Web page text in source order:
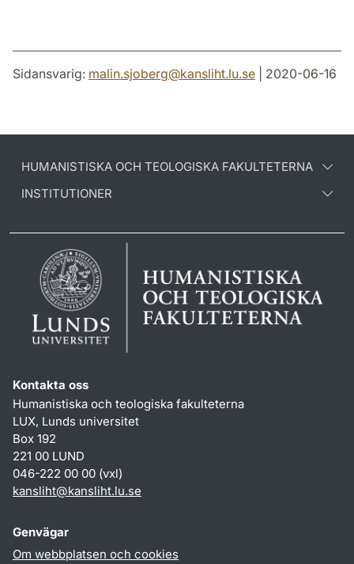
Sidansvarig: malin.sjoberg@kansliht.lu.se | 2020-06-16
HUMANISTISKA OCH TEOLOGISKA FAKULTETERNA
INSTITUTIONER
Kontakta oss
Humanistiska och teologiska fakulteterna
LUX, Lunds universitet
Box 192
221 00 LUND
046-222 00 00 (vxl)
kansliht@kansliht.lu.se
Genvägar
Om webbplatsen och cookies